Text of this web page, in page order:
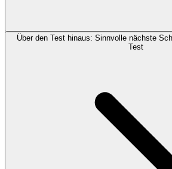
Über den Test hinaus: Sinnvolle nächste
Test